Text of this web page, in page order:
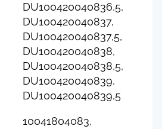
DU100420040836,5,
DU100420040837,
DU100420040837,5,
DU100420040838,
DU100420040838,5,
DU100420040839,
DU100420040839,5
10041804083,